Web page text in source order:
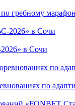
гребному
в Сочи
по